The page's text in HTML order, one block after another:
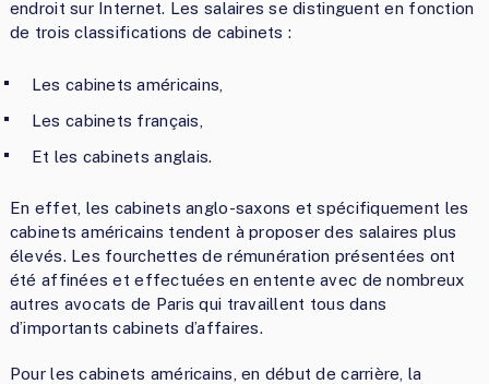
endroit sur Internet. Les salaires se distinguent en fonction
de trois classifications de cabinets :
Les cabinets américains,
Les cabinets français,
Et les cabinets anglais.
En effet, les cabinets anglo-saxons et spécifiquement les
cabinets américains tendent à proposer des salaires plus
élevés. Les fourchettes de rémunération présentées ont
été affinées et effectuées en entente avec de nombreux
autres avocats de Paris qui travaillent tous dans
d’importants cabinets d’affaires.
Pour les cabinets américains, en début de carrière, la